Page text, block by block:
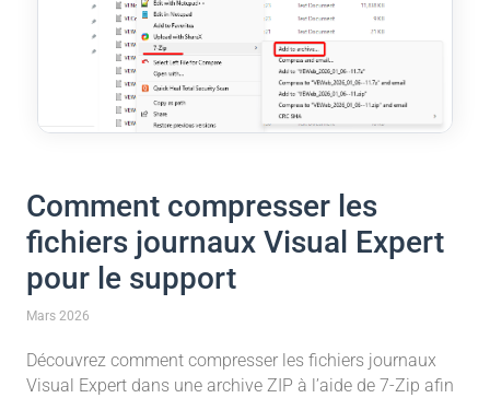
Comment compresser les
fichiers journaux Visual Expert
pour le support
Mars 2026
Découvrez comment compresser les fichiers journaux
Visual Expert dans une archive ZIP à l’aide de 7-Zip afin